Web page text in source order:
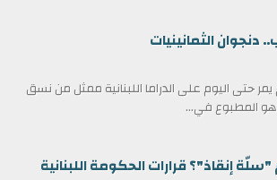
الثمانينيات
حتى اليوم على الدراما اللبنانية ممثل من نسق
المطبوع في...
إنقاذ"؟ قرارات الحكومة اللبنانية